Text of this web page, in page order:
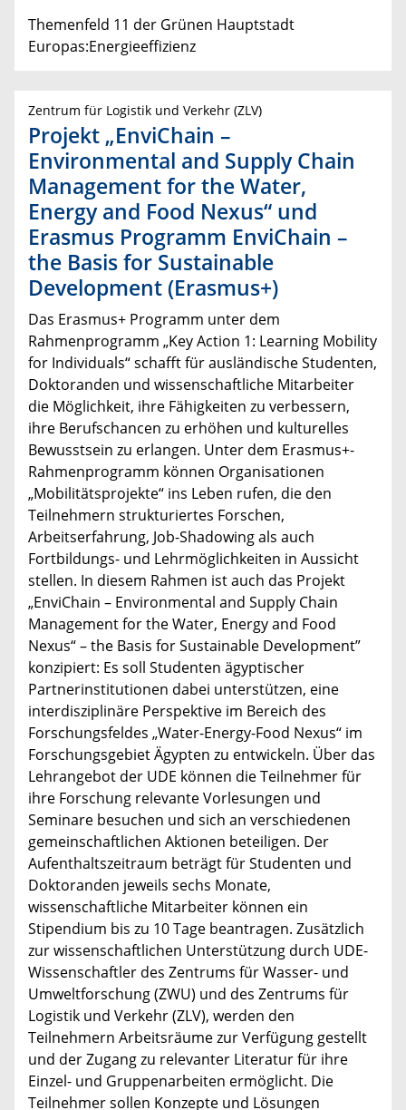
Themenfeld 11 der Grünen Hauptstadt
Europas:Energieeffizienz
Zentrum für Logistik und Verkehr (ZLV)
Projekt „EnviChain –
Environmental and Supply Chain
Management for the Water,
Energy and Food Nexus“ und
Erasmus Programm EnviChain –
the Basis for Sustainable
Development (Erasmus+)
Das Erasmus+ Programm unter dem
Rahmenprogramm „Key Action 1: Learning Mobility
for Individuals“ schafft für ausländische Studenten,
Doktoranden und wissenschaftliche Mitarbeiter
die Möglichkeit, ihre Fähigkeiten zu verbessern,
ihre Berufschancen zu erhöhen und kulturelles
Bewusstsein zu erlangen. Unter dem Erasmus+-
Rahmenprogramm können Organisationen
„Mobilitätsprojekte“ ins Leben rufen, die den
Teilnehmern strukturiertes Forschen,
Arbeitserfahrung, Job-Shadowing als auch
Fortbildungs- und Lehrmöglichkeiten in Aussicht
stellen. In diesem Rahmen ist auch das Projekt
„EnviChain – Environmental and Supply Chain
Management for the Water, Energy and Food
Nexus“ – the Basis for Sustainable Development”
konzipiert: Es soll Studenten ägyptischer
Partnerinstitutionen dabei unterstützen, eine
interdisziplinäre Perspektive im Bereich des
Forschungsfeldes „Water-Energy-Food Nexus“ im
Forschungsgebiet Ägypten zu entwickeln. Über das
Lehrangebot der UDE können die Teilnehmer für
ihre Forschung relevante Vorlesungen und
Seminare besuchen und sich an verschiedenen
gemeinschaftlichen Aktionen beteiligen. Der
Aufenthaltszeitraum beträgt für Studenten und
Doktoranden jeweils sechs Monate,
wissenschaftliche Mitarbeiter können ein
Stipendium bis zu 10 Tage beantragen. Zusätzlich
zur wissenschaftlichen Unterstützung durch UDE-
Wissenschaftler des Zentrums für Wasser- und
Umweltforschung (ZWU) und des Zentrums für
Logistik und Verkehr (ZLV), werden den
Teilnehmern Arbeitsräume zur Verfügung gestellt
und der Zugang zu relevanter Literatur für ihre
Einzel- und Gruppenarbeiten ermöglicht. Die
Teilnehmer sollen Konzepte und Lösungen